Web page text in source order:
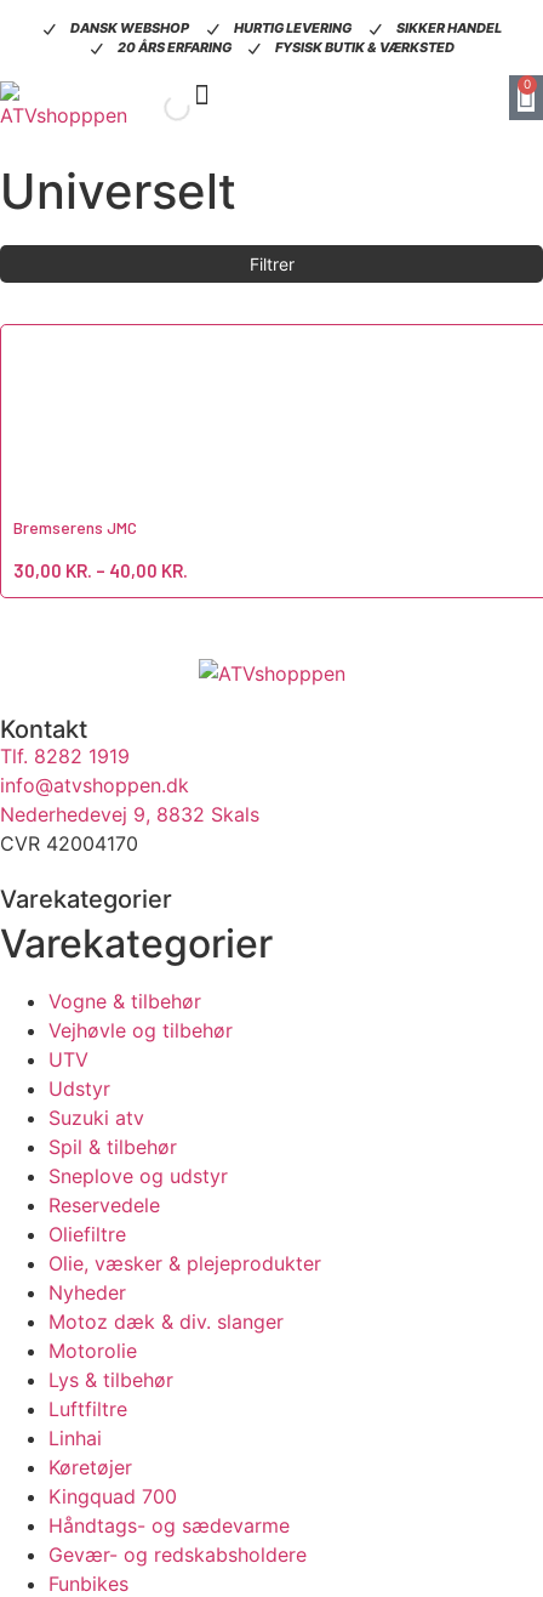
DANSK WEBSHOP HURTIG LEVERING
SIKKER HANDEL
20 ÅRS ERFARING
FYSISK BUTIK & VÆRKSTED
0
Universelt
Filtrer
Bremserens JMC
30,00 KR. – 40,00 KR.
Kontakt
Tlf. 8282 1919
info@atvshoppen.dk
Nederhedevej 9, 8832 Skals
CVR 42004170
Varekategorier
Varekategorier
Vogne & tilbehør
Vejhøvle og tilbehør
UTV
Udstyr
Suzuki atv
Spil & tilbehør
Sneplove og udstyr
Reservedele
Oliefiltre
Olie, væsker & plejeprodukter
Nyheder
Motoz dæk & div. slanger
Motorolie
Lys & tilbehør
Luftfiltre
Linhai
Køretøjer
Kingquad 700
Håndtags- og sædevarme
Gevær- og redskabsholdere
Funbikes